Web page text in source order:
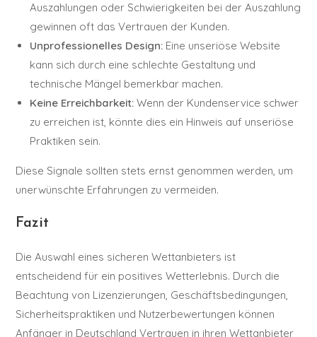
Auszahlungen oder Schwierigkeiten bei der Auszahlung
gewinnen oft das Vertrauen der Kunden.
Unprofessionelles Design: Eine unseriöse Website
kann sich durch eine schlechte Gestaltung und
technische Mängel bemerkbar machen.
Keine Erreichbarkeit: Wenn der Kundenservice schwer
zu erreichen ist, könnte dies ein Hinweis auf unseriöse
Praktiken sein.
Diese Signale sollten stets ernst genommen werden, um
unerwünschte Erfahrungen zu vermeiden.
Fazit
Die Auswahl eines sicheren Wettanbieters ist
entscheidend für ein positives Wetterlebnis. Durch die
Beachtung von Lizenzierungen, Geschäftsbedingungen,
Sicherheitspraktiken und Nutzerbewertungen können
Anfänger in Deutschland Vertrauen in ihren Wettanbieter